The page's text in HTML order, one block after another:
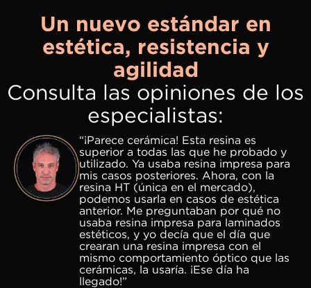
Un nuevo estándar en
estética, resistencia y
agilidad
Consulta las opiniones de los
especialistas:
“¡Parece cerámica! Esta resina es
superior a todas las que he probado y
utilizado. Ya usaba resina impresa para
mis casos posteriores. Ahora, con la
resina HT (única en el mercado),
podemos usarla en casos de estética
anterior. Me preguntaban por qué no
usaba resina impresa para laminados
estéticos, y yo decía que el día que
crearan una resina impresa con el
mismo comportamiento óptico que las
cerámicas, la usaría. ¡Ese día ha
llegado!”